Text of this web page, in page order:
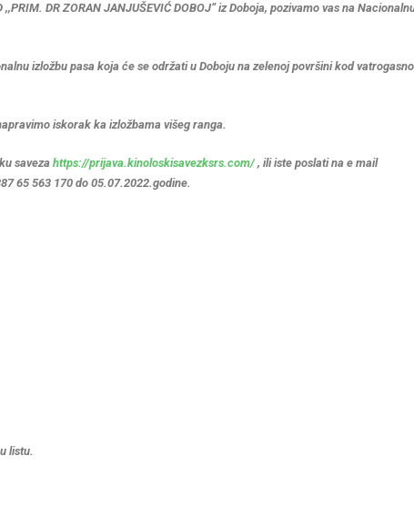
DR ZORAN JANJUŠEVIĆ DOBOJ” iz Doboja, pozivamo vas na
izložbu pasa koja će se održati u Doboju na zelenoj površini kod
iskorak ka izložbama višeg ranga.
saveza https://prijava.kinoloskisavezksrs.com/, ili iste poslati na e mail
65 563 170 do 05.07.2022.godine.
listu.